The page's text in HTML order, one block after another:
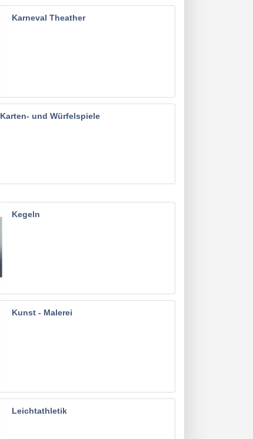
Karneval Theather
Karten- und Würfelspiele
Kegeln
Kunst - Malerei
Leichtathletik